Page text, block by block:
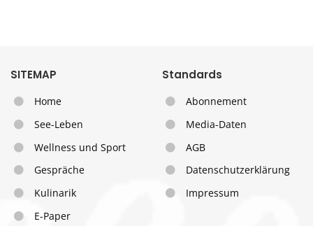
SITEMAP
Home
See-Leben
Wellness und Sport
Gespräche
Kulinarik
E-Paper
Standards
Abonnement
Media-Daten
AGB
Datenschutzerklärung
Impressum